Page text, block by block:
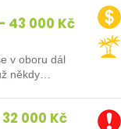
43 000 Kč
v oboru dál
000 Kč